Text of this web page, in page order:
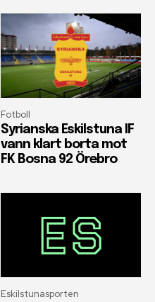
Fotboll
Syrianska Eskilstuna IF
vann klart borta mot
FK Bosna 92 Örebro
Eskilstunasporten